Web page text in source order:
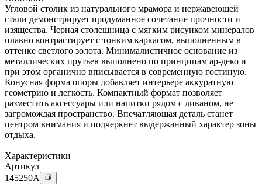
Угловой столик из натурального мрамора и нержавеющей
стали демонстрирует продуманное сочетание прочности и
изящества. Черная столешница с мягким рисунком минералов
плавно контрастирует с тонким каркасом, выполненным в
оттенке светлого золота. Минималистичное основание из
металлических прутьев выполнено по принципам ар-деко и
при этом органично вписывается в современную гостиную.
Конусная форма опоры добавляет интерьере аккуратную
геометрию и легкость. Компактный формат позволяет
разместить аксессуары или напитки рядом с диваном, не
загромождая пространство. Впечатляющая деталь станет
центром внимания и подчеркнет выдержанный характер зоны
отдыха.
Характеристики
Артикул
145250A